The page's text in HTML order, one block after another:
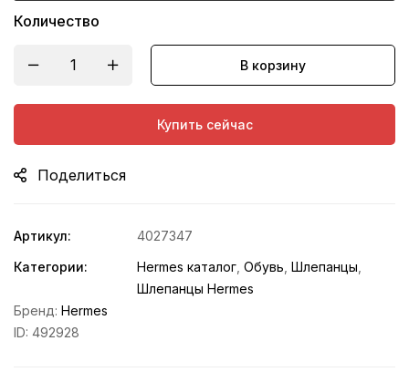
Количество
В корзину
Купить сейчас
Поделиться
Артикул:
4027347
Категории:
Hermes каталог Обувь Шлепанцы
Шлепанцы Hermes
Бренд: Hermes
ID: 492928